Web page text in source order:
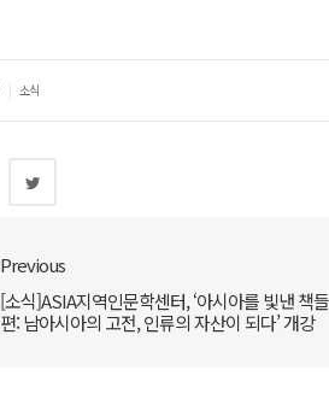
소식
Previous
[소식]ASIA지역인문학센터, ‘아시아를 빛낸 책
편: 남아시아의 고전, 인류의 자산이 되다’ 개강